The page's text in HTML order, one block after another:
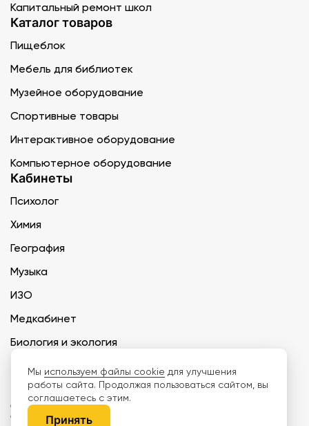
Капитальный ремонт школ
Каталог товаров
Пищеблок
Мебель для библиотек
Музейное оборудование
Спортивные товары
Интерактивное оборудование
Компьютерное оборудование
Кабинеты
Психолог
Химия
География
Музыка
ИЗО
Медкабинет
Биология и экология
Технология
ООО «Дети наше будущее» ИНН 6671165273 ОГРН 1216600030250 КПП
667101001 БИК 046577674
Мы используем файлы cookie для улучшения
работы сайта. Продолжая пользоваться сайтом, вы
соглашаетесь с этим.
Принять